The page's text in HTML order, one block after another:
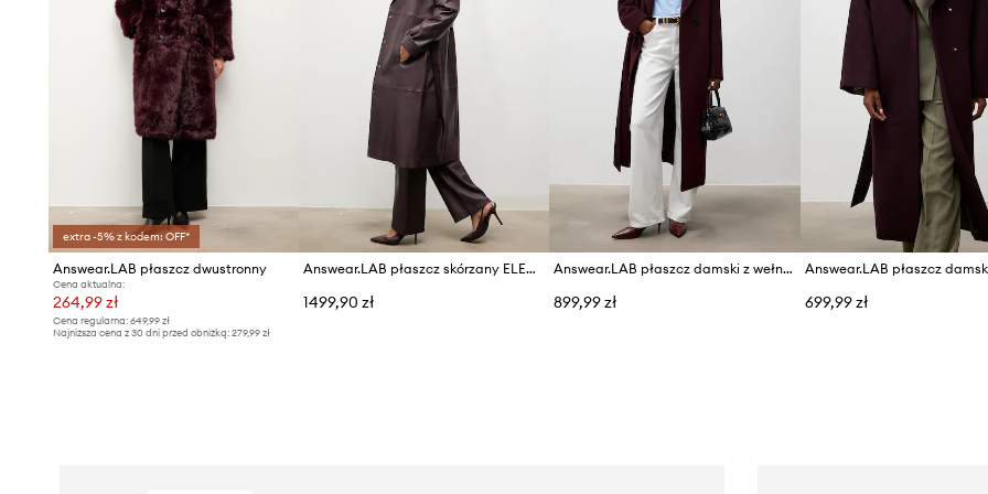
extra -5% z kodem: OFF*
Answear.LAB płaszcz dwustronny
Cena aktualna:
264,99 zł
Cena regularna: 649,99 zł
Najniższa cena z 30 dni przed obniżką: 279,99 zł
Answear.LAB płaszcz skórzany ELEANOR
1499,90 zł
Answear.LAB płaszcz damski z wełną
899,99 zł 699,99 zł